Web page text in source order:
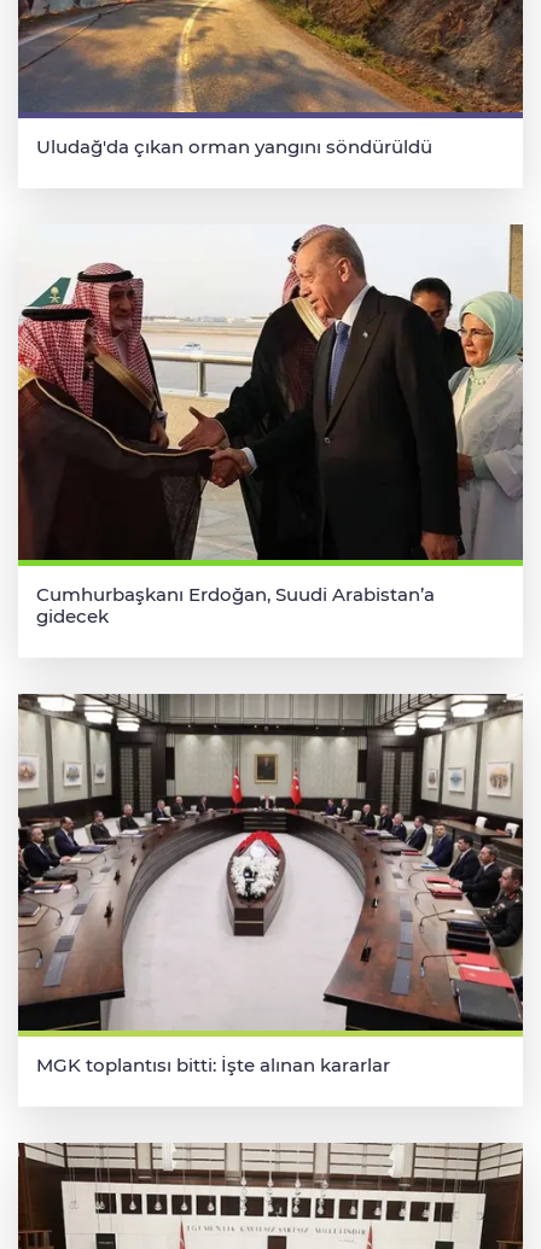
Uludağ'da çıkan orman yangını söndürüldü
Cumhurbaşkanı Erdoğan, Suudi Arabistan’a
gidecek
MGK toplantısı bitti: İşte alınan kararlar